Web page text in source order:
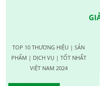
TOP 10 THƯƠNG HIỆU | SẢN
PHẨM | DỊCH VỤ | TỐT NHẤT
VIỆT NAM 2024